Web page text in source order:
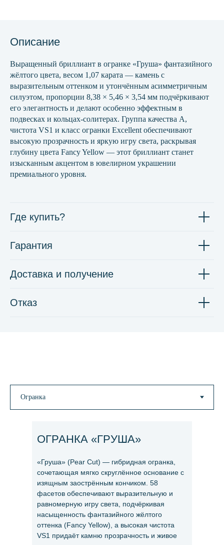
Описание
Выращенный бриллиант в огранке «Груша» фантазийного
жёлтого цвета, весом 1,07 карата — камень с
выразительным оттенком и утончённым асимметричным
силуэтом, пропорции 8,38 × 5,46 × 3,54 мм подчёркивают
его элегантность и делают особенно эффектным в
подвесках и кольцах-солитерах. Группа качества А,
чистота VS1 и класс огранки Excellent обеспечивают
высокую прозрачность и яркую игру света, раскрывая
глубину цвета Fancy Yellow — этот бриллиант станет
изысканным акцентом в ювелирном украшении
премиального уровня.
Где купить?
Гарантия
Доставка и получение
Отказ
«Груша» (Pear Cut) — гибридная огранка,
сочетающая мягко скруглённое основание с
изящным заострённым кончиком. 58
фасетов обеспечивают выразительную и
равномерную игру света, подчёркивая
насыщенность фантазийного жёлтого
оттенка (Fancy Yellow), а высокая чистота
VS1 придаёт камню прозрачность и живое
ОГРАНКА «ГРУША»